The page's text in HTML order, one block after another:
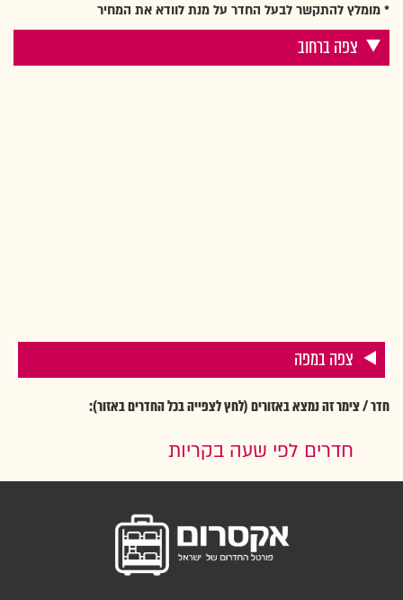
* מומלץ להתקשר לבעל החדר על מנת לוודא את המחיר
צפה ברחוב
צפה במפה
חדר / צימר זה נמצא באזורים (לחץ לצפייה בכל החדרים באזור):
חדרים לפי שעה בקריות